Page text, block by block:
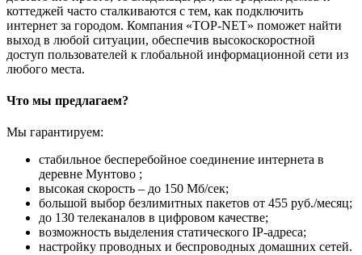
коттеджей часто сталкиваются с тем, как подключить
интернет за городом. Компания «TOP-NET» поможет найти
выход в любой ситуации, обеспечив высокоскоростной
доступ пользователей к глобальной информационной сети из
любого места.
Что мы предлагаем?
Мы гарантируем:
стабильное бесперебойное соединение интернета в
деревне Мунтово ;
высокая скорость – до 150 Мб/сек;
большой выбор безлимитных пакетов от 455 руб./месяц;
до 130 телеканалов в цифровом качестве;
возможность выделения статического IP-адреса;
настройку проводных и беспроводных домашних сетей.